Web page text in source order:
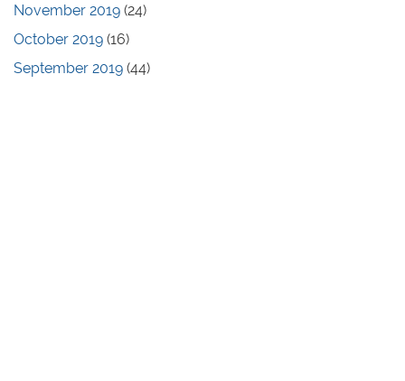
November 2019 (24)
October 2019 (16)
September 2019 (44)